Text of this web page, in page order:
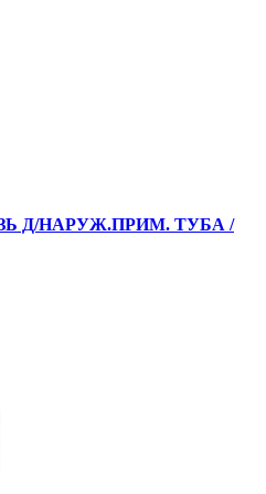
Д/НАРУЖ.ПРИМ. ТУБА /